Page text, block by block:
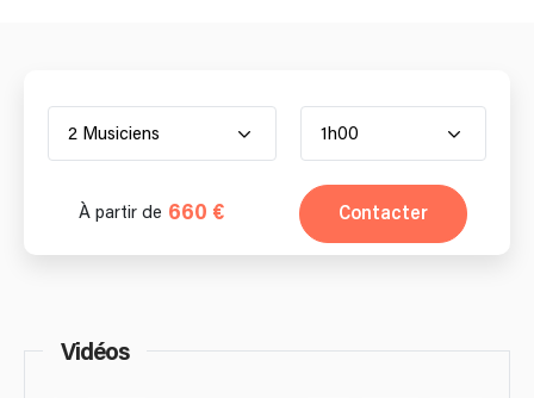
2 Musiciens 1h00
À partir de 660 € Contacter
Vidéos